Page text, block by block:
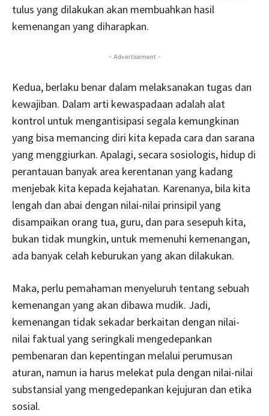
tulus yang dilakukan akan membuahkan hasil
kemenangan yang diharapkan.
- Advertisement -
Kedua, berlaku benar dalam melaksanakan tugas dan
kewajiban. Dalam arti kewaspadaan adalah alat
kontrol untuk mengantisipasi segala kemungkinan
yang bisa memancing diri kita kepada cara dan sarana
yang menggiurkan. Apalagi, secara sosiologis, hidup di
perantauan banyak area kerentanan yang kadang
menjebak kita kepada kejahatan. Karenanya, bila kita
lengah dan abai dengan nilai-nilai prinsipil yang
disampaikan orang tua, guru, dan para sesepuh kita,
bukan tidak mungkin, untuk memenuhi kemenangan,
ada banyak celah keburukan yang akan dilakukan.
Maka, perlu pemahaman menyeluruh tentang sebuah
kemenangan yang akan dibawa mudik. Jadi,
kemenangan tidak sekadar berkaitan dengan nilai-
nilai faktual yang seringkali mengedepankan
pembenaran dan kepentingan melalui perumusan
aturan, namun ia harus melekat pula dengan nilai-nilai
substansial yang mengedepankan kejujuran dan etika
sosial.